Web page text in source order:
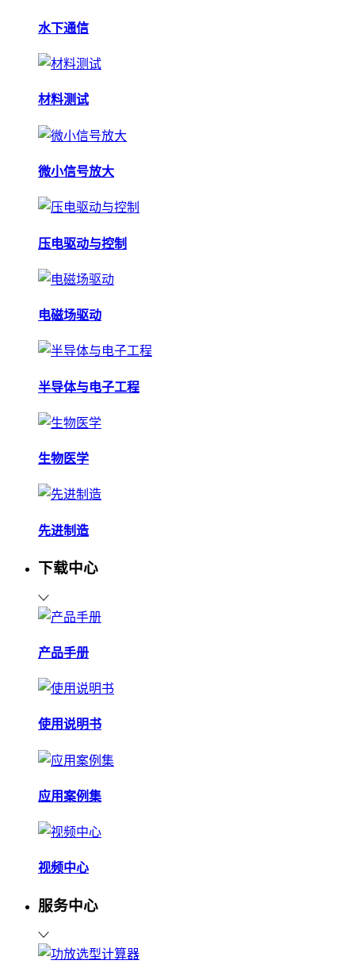
水下通信
材料测试
微小信号放大
压电驱动与控制
电磁场驱动
半导体与电子工程
生物医学
先进制造
下载中心
产品手册
使用说明书
应用案例集
视频中心
服务中心